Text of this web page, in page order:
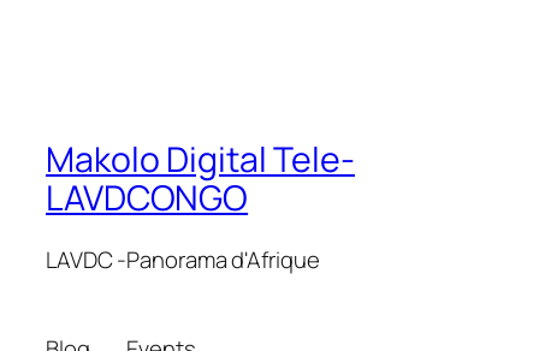
Makolo Digital Tele-
LAVDCONGO
LAVDC -Panorama d'Afrique